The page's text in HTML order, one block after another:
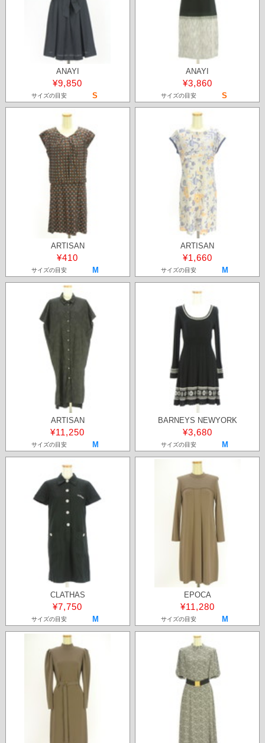
ANAYI
¥9,850
サイズの目安 S
ANAYI
¥3,860
サイズの目安 S
ARTISAN
¥410
サイズの目安 M
ARTISAN
¥1,660
サイズの目安 M
ARTISAN
¥11,250
サイズの目安 M
BARNEYS NEWYORK
¥3,680
サイズの目安 M
CLATHAS
¥7,750
サイズの目安 M
EPOCA
¥11,280
サイズの目安 M